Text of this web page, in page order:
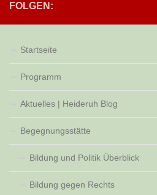
FOLGEN:
Startseite
Programm
Aktuelles | Heideruh Blog
Begegnungsstätte
Bildung und Politik Überblick
Bildung gegen Rechts